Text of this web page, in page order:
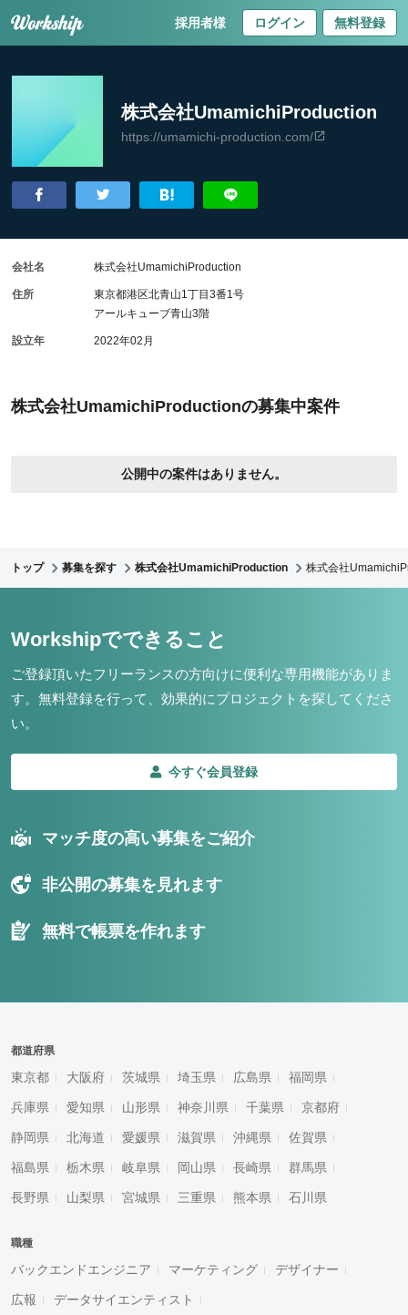
採用者様 ログイン 無料登録
株式会社UmamichiProduction
https://umamichi-production.com/
株式会社UmamichiProductionの募集中案件
公開中の案件はありません。
会社名 株式会社UmamichiProduction
住所
東京都港区北青山1丁目3番1号
アールキューブ青山3階
設立年 2022年02月
トップ 募集を探す 株式会社UmamichiProduction 株式会社
Workshipでできること
ご登録頂いたフリーランスの方向けに便利な専用機能がありま
す。 無料登録を行って、効果的にプロジェクトを探してくださ
い。
今すぐ会員登録
マッチ度の高い募集をご紹介
非公開の募集を見れます
無料で帳票を作れます
都道府県
東京都 大阪府 茨城県 埼玉県 広島県 福岡県
兵庫県 愛知県 山形県 神奈川県 千葉県 京都府
静岡県 北海道 愛媛県 滋賀県 沖縄県 佐賀県
福島県 栃木県 岐阜県 岡山県 長崎県 群馬県
長野県 山梨県 宮城県 三重県 熊本県 石川県
職種
バックエンドエンジニア マーケティング デザイナー
広報 データサイエンティスト